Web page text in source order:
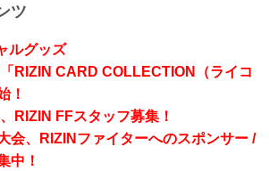
ツ
ルグッズ
RIZIN CARD COLLECTION（ライコ
！
RIZIN FFスタッフ募集！
会、RIZINファイターへのスポンサー /
中！